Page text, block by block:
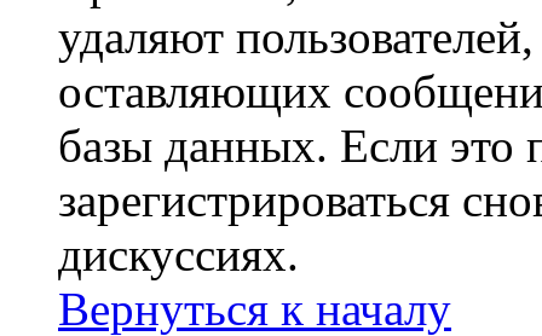
удаляют
оставляющих
базы данных. Если это
зарегистрироваться
дискуссиях.
Вернуться к началу